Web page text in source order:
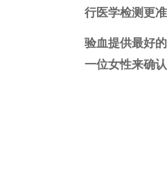
行医学检测更
验血提供最好
一位女性来确